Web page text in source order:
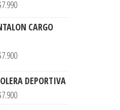
hasta
7.990Rango
precios:
$3.900
hasta
$7.990
CARGO
7.900Rango
precios:
desde
DEPORTIVA
7.900Rango